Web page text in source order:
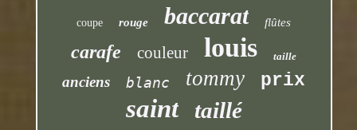
coupe rouge baccarat flûtes
carafe couleur louis taille
anciens blanc tommy prix
saint taillé